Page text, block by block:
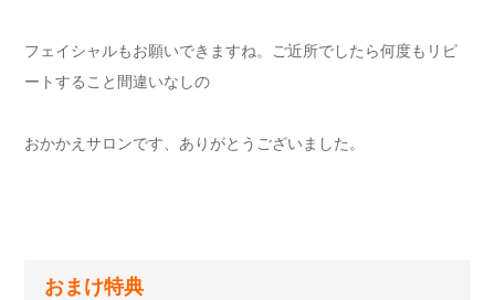
フェイシャルもお願いできますね。ご近所でしたら何度もリピ
ートすること間違いなしの
おかかえサロンです、ありがとうございました。
おまけ特典